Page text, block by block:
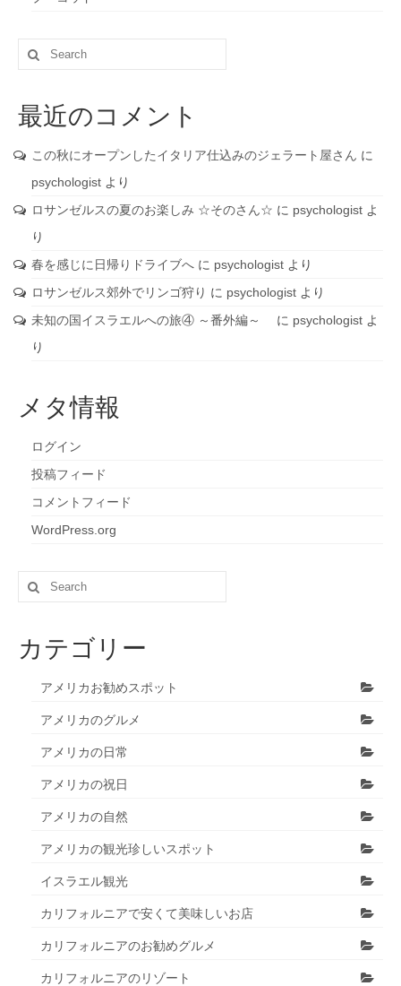
Search
for:
最近のコメント
この秋にオープンしたイタリア仕込みのジェラート屋さん に
psychologist より
ロサンゼルスの夏のお楽しみ ☆そのさん☆ に psychologist よ
り
春を感じに日帰りドライブへ に psychologist より
ロサンゼルス郊外でリンゴ狩り に psychologist より
未知の国イスラエルへの旅④ ～番外編～
に psychologist よ
り
メタ情報
ログイン
投稿フィード
コメントフィード
WordPress.org
Search
for:
カテゴリー
アメリカお勧めスポット
アメリカのグルメ
アメリカの日常
アメリカの祝日
アメリカの自然
アメリカの観光珍しいスポット
イスラエル観光
カリフォルニアで安くて美味しいお店
カリフォルニアのお勧めグルメ
カリフォルニアのリゾート